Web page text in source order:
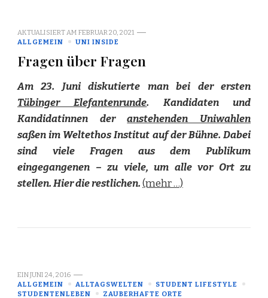
AKTUALISIERT AM FEBRUAR 20, 2021
ALLGEMEIN
UNI INSIDE
Fragen über Fragen
Am 23. Juni diskutierte man bei der ersten
Tübinger Elefantenrunde. Kandidaten und
Kandidatinnen deranstehenden Uniwahlen
saßen im Weltethos Institut auf der Bühne. Dabei
sind viele Fragen aus dem Publikum
eingegangenen – zu viele, um alle vor Ort zu
stellen. Hier die restlichen.(mehr …)
EINJUNI 24, 2016
ALLGEMEIN
ALLTAGSWELTEN
STUDENT LIFESTYLE
STUDENTENLEBEN
ZAUBERHAFTE ORTE